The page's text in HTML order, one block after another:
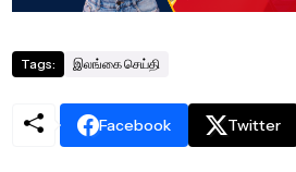
Tags: இலங்கை செய்தி
Facebook Twitter